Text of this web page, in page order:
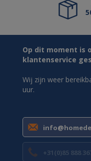
Op dit moment is
klantenservice
Wij zijn weer
uur.
+31(0)85 888